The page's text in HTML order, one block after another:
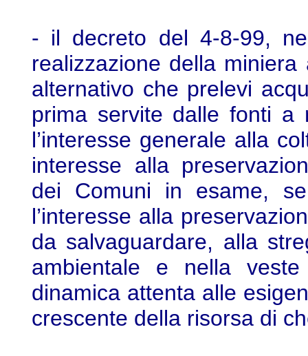
- il decreto del 4-8-99,
realizzazione della
alternativo che prelevi
prima servite dalle fonti a
l’interesse generale alla
interesse alla
dei Comuni in esame,
l’interesse alla
da salvaguardare, alla
ambientale e nella
dinamica attenta alle
crescente della risorsa di